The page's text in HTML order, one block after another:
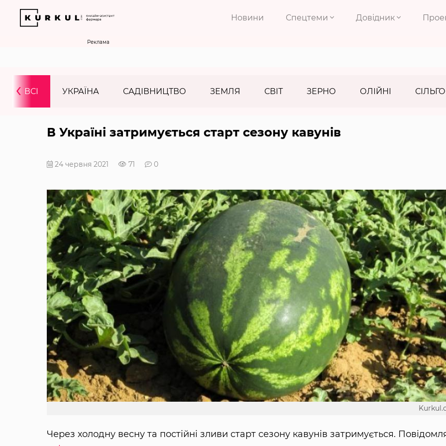
Новини Спецтеми Довідник
Реклама
ВСІ УКРАЇНА САДІВНИЦТВО ЗЕМЛЯ СВІТ ЗЕРНО ОЛІЙНІ
‹
В Україні затримується старт сезону кавунів
24 червня 2021 71 0
Через холодну весну та постійні зливи старт сезону кавунів затримується.